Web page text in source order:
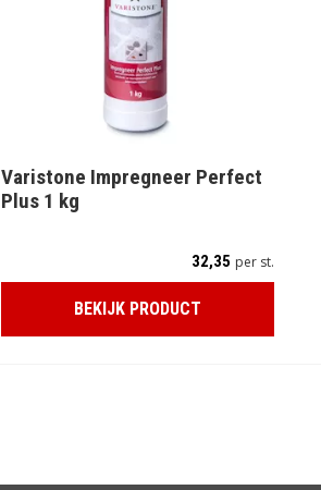
Varistone Impregneer Perfect
Plus 1 kg
32,35 per st.
BEKIJK PRODUCT